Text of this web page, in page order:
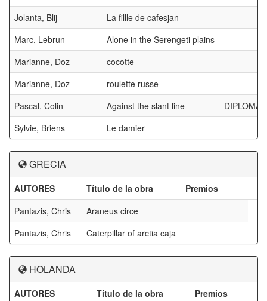
Jolanta, Blij
La fillle de cafesjan
Marc, Lebrun
Alone in the Serengeti plains
Marianne, Doz
cocotte
Marianne, Doz
roulette russe
Pascal, Colin
Against the slant line
DIPLOMA
Sylvie, Briens
Le damier
GRECIA
AUTORES Título de la obra
Premios
Pantazis, Chris
Araneus circe
Pantazis, Chris
Caterpillar of arctia caja
HOLANDA
AUTORES Título de la obra Premios